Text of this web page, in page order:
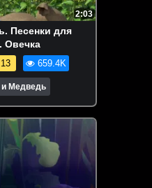
2:03
Песенки для
Овечка
659.4K
Медведь